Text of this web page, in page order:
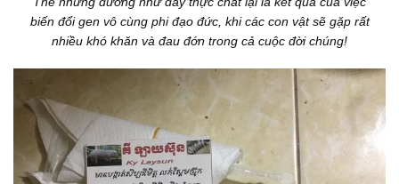
biến đổi gen vô cùng phi đạo đức, khi các con vật sẽ gặp rất
nhiều khó khăn và đau đớn trong cả cuộc đời chúng!